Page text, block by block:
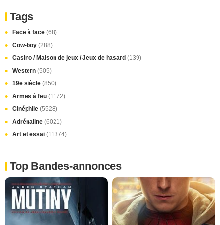
Tags
Face à face (68)
Cow-boy (288)
Casino / Maison de jeux / Jeux de hasard (139)
Western (505)
19e siècle (850)
Armes à feu (1172)
Cinéphile (5528)
Adrénaline (6021)
Art et essai (11374)
Top Bandes-annonces